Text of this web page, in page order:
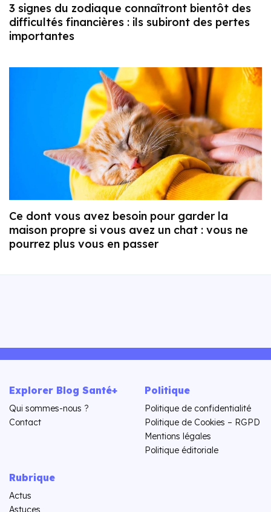
3 signes du zodiaque connaîtront bientôt des
difficultés financières : ils subiront des pertes
importantes
Ce dont vous avez besoin pour garder la
maison propre si vous avez un chat : vous ne
pourrez plus vous en passer
Explorer Blog Santé+
Qui sommes-nous ?
Contact
Politique
Politique de confidentialité
Politique de Cookies – RGPD
Mentions légales
Politique éditoriale
Rubrique
Actus
Astuces